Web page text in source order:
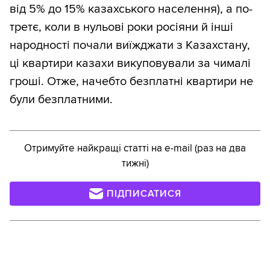
від 5% до 15% казахського населення), а по-
третє, коли в нульові роки росіяни й інші
народності почали виїжджати з Казахстану,
ці квартири казахи викуповували за чималі
гроші. Отже, начебто безплатні квартири не
були безплатними.
Отримуйте найкращі статті на e-mail (раз на два
тижні)
ПІДПИСАТИСЯ